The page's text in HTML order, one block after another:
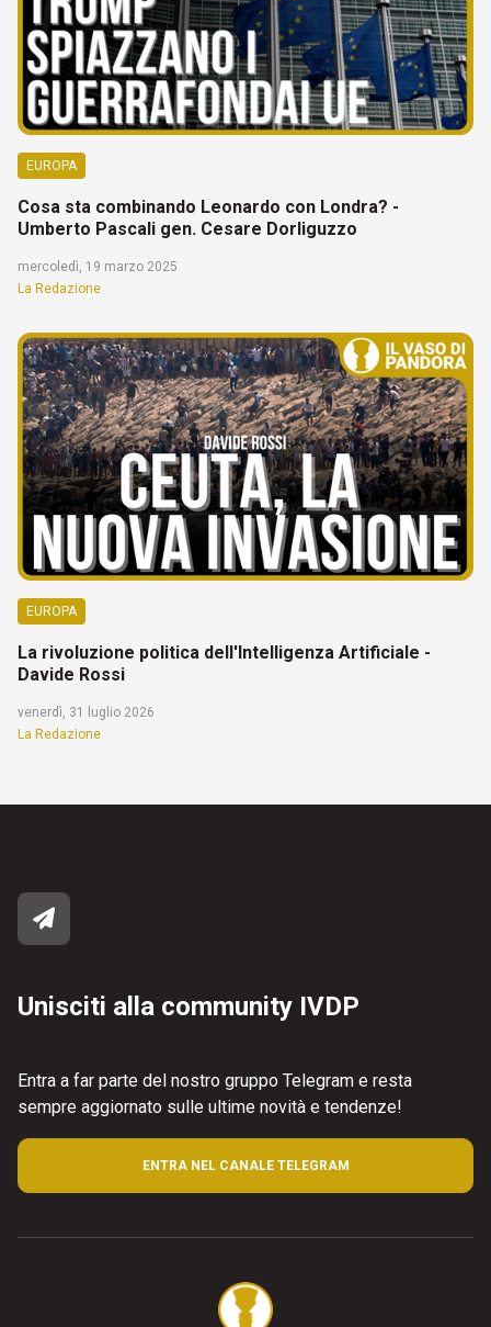
EUROPA
Cosa sta combinando Leonardo con Londra? -
Umberto Pascali gen. Cesare Dorliguzzo
mercoledì, 19 marzo 2025
La Redazione
EUROPA
La rivoluzione politica dell'Intelligenza Artificiale -
Davide Rossi
venerdì, 31 luglio 2026
La Redazione
Unisciti alla community IVDP
Entra a far parte del nostro gruppo Telegram e resta
sempre aggiornato sulle ultime novità e tendenze!
ENTRA NEL CANALE TELEGRAM